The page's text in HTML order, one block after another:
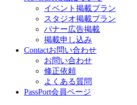
イベント掲載プラン
スタジオ掲載プラン
バナー広告掲載
掲載申し込み
Contactお問い合わせ
お問い合わせ
修正依頼
よくある質問
PassPort会員ページ